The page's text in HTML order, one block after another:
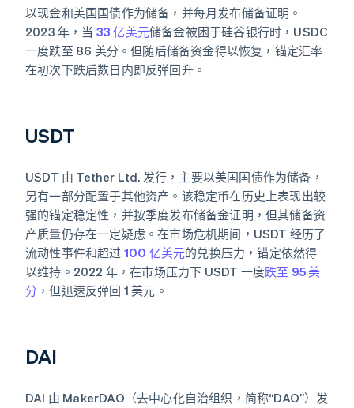
以现金和美国国债作为储备，并每月发布储备证明。
2023 年，当 33 亿美元储备金被困于硅谷银行时，USDC
一度跌至 86 美分。但随后储备资金得以恢复，锚定汇率
在初次下跌后数日内即反弹回升。
USDT
USDT 由 Tether Ltd. 发行，主要以美国国债作为储备，
另有一部分配置于其他资产。该稳定币在历史上表现出较
强的锚定稳定性，并按季度发布储备金证明，但其储备资
产质量仍存在一定疑虑。在市场危机期间，USDT 经历了
流动性事件和超过 100 亿美元的兑换压力，锚定依然得
以维持。2022 年，在市场压力下 USDT 一度跌至 95 美
分 ，但迅速反弹回 1 美元。
DAI
DAI 由 MakerDAO（去中心化自治组织，简称“DAO”）发